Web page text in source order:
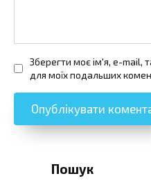
Зберегти моє ім'я, e-mail,
для моїх подальших
Пошук